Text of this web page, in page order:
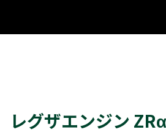
レグザエンジン ZRα